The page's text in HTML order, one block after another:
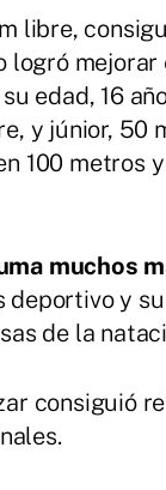
libre,
edad, 16
y júnior, 50
100 metros
muchos
y
de la
consiguió